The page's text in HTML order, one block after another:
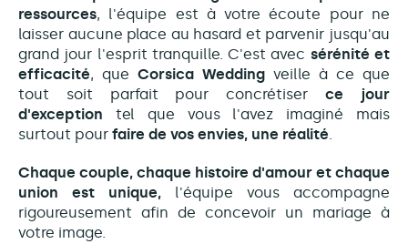
ressources, l'équipe est à votre écoute pour ne
laisser aucune place au hasard et parvenir jusqu'au
grand jour l'esprit tranquille. C'est avec sérénité et
efficacité, que Corsica Wedding veille à ce que
tout soit parfait pour concrétiserce jour
d'exception tel que vous l'avez imaginé mais
surtout pour faire de vos envies, une réalité.
Chaque couple, chaque histoire d'amour et chaque
union est unique, l'équipe vous accompagne
rigoureusement afin de concevoir un mariage à
votre image.